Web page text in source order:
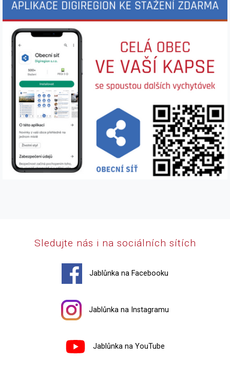
Sledujte nás i na sociálních sítích
Jablůnka na Facebooku
Jablůnka na Instagramu
Jablůnka na YouTube